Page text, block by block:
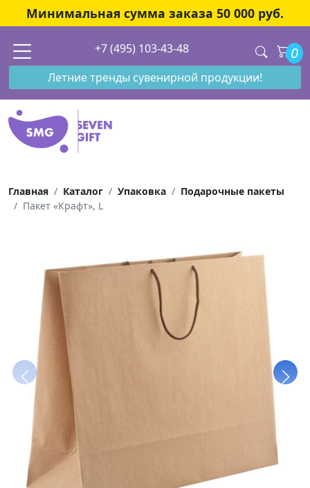
Минимальная сумма заказа 50 000 руб.
+7 (495) 103-43-48 0
Летние тренды сувенирной продукции!
Главная Каталог Упаковка
Подарочные пакеты
Пакет «Крафт», L